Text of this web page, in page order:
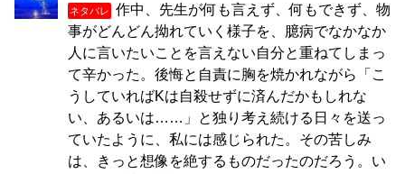
ネタバレ
作中、先生が何も言えず、何もできず、物
事がどんどん拗れていく様子を、臆病でなかなか
人に言いたいことを言えない自分と重ねてしまっ
て辛かった。後悔と自責に胸を焼かれながら「こ
うしていればKは自殺せずに済んだかもしれな
い、あるいは……」と独り考え続ける日々を送っ
ていたように、私には感じられた。その苦しみ
は、きっと想像を絶するものだったのだろう。い